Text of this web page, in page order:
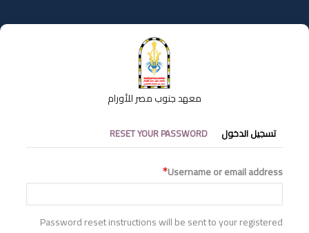
إلى
المحتوى
معهد جنوب مصر للأورام
التبويبات
الأساسية
تسجيل الدخول RESET YOUR PASSWORD
Username or email address
Password reset instructions will be sent to your registered